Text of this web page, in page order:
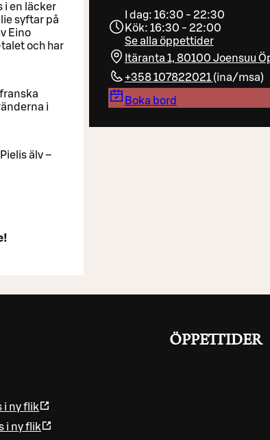
I dag: 16:30 - 22:30
Kök: 16:30 - 22:00
Se alla öppettider
Itäranta 1, 80100 Joensuu
+358 107822021 (ina/msa)
Boka bord
i en läcker
syftar på
Eino
och har
i
älv –
i ny flik
i ny flik
ÖPPETTIDER